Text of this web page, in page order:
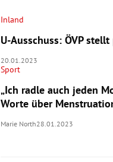
Inland
U-Ausschuss: ÖVP
20.01.2023
Sport
„Ich radle auch jeden
Worte über
Marie North28.01.2023